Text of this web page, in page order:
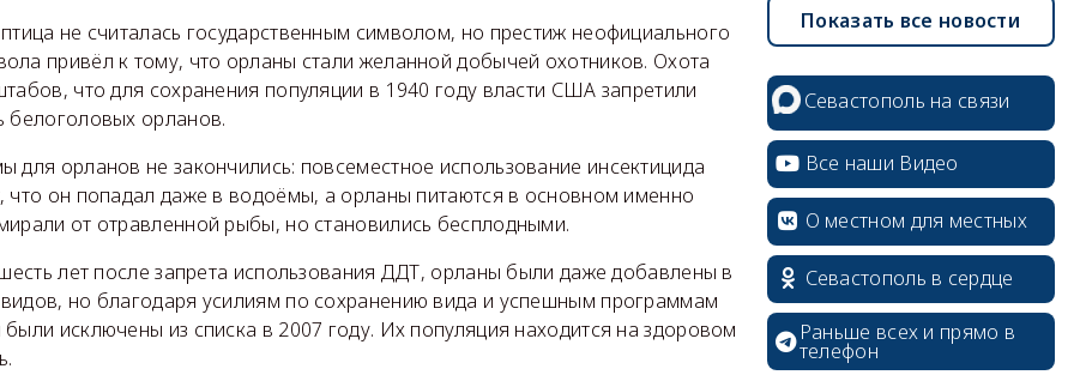
не считалась государственным символом, но престиж неофициального
привёл к тому, что орланы стали желанной добычей охотников. Охота
что для сохранения популяции в 1940 году власти США запретили
белоголовых орланов.
для орланов не закончились: повсеместное использование инсектицида
что он попадал даже в водоёмы, а орланы питаются в основном именно
от отравленной рыбы, но становились бесплодными.
лет после запрета использования ДДТ, орланы были даже добавлены в
но благодаря усилиям по сохранению вида и успешным программам
исключены из списка в 2007 году. Их популяция находится на здоровом
Показать все новости
Севастополь на связи
Все наши Видео
О местном для местных
Севастополь в сердце
Раньше всех и прямо в
телефон